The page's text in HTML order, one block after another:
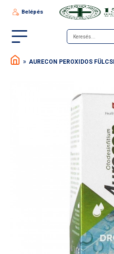
Belépés
AURECON PEROXIDOS